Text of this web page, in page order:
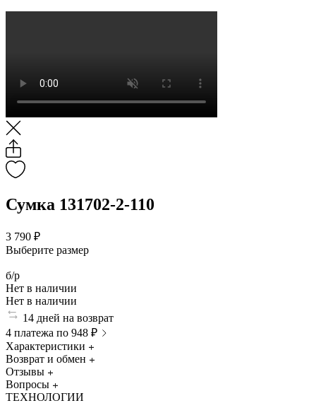
Сумка 131702-2-110
3 790 ₽
Выберите размер
б/р
Нет в наличии
Нет в наличии
14 дней на возврат
4 платежа по 948 ₽
Характеристики
Возврат и обмен
Отзывы
Вопросы
ТЕХНОЛОГИИ